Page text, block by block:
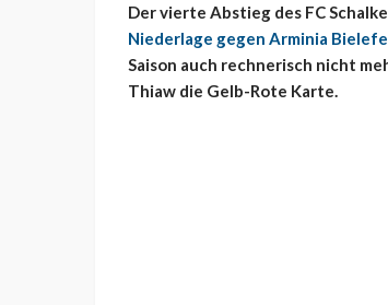
Der vierte Abstieg des FC
Niederlage gegen Arminia
Saison auch rechnerisch nicht
Thiaw die Gelb-Rote Karte.